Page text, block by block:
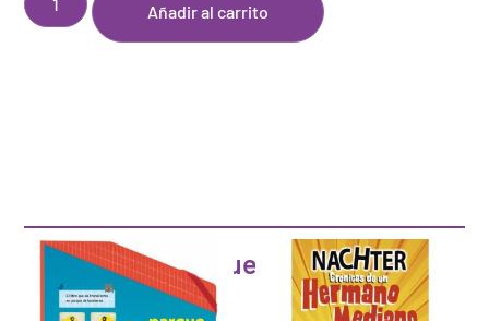
Añadir al carrito
Artículos que pueden interesarte